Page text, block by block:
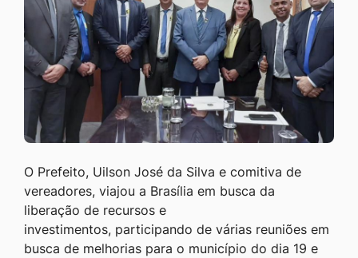
O Prefeito, Uilson José da Silva e comitiva de
vereadores, viajou a Brasília em busca da
liberação de recursos e
investimentos, participando de várias reuniões em
busca de melhorias para o município do dia 19 e